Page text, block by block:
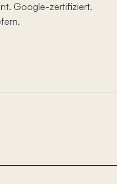
Google-zertifiziert.